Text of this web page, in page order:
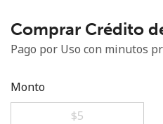
¿Ya tienes una
Comprar Crédito
Pago por Uso con minutos
Monto
⁦$5⁩